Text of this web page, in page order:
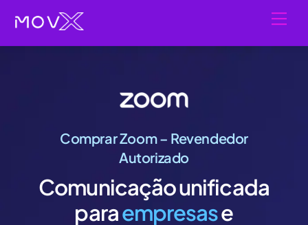
content
Comprar Zoom – Revendedor
Autorizado
Comunicação unificada
paraempresase